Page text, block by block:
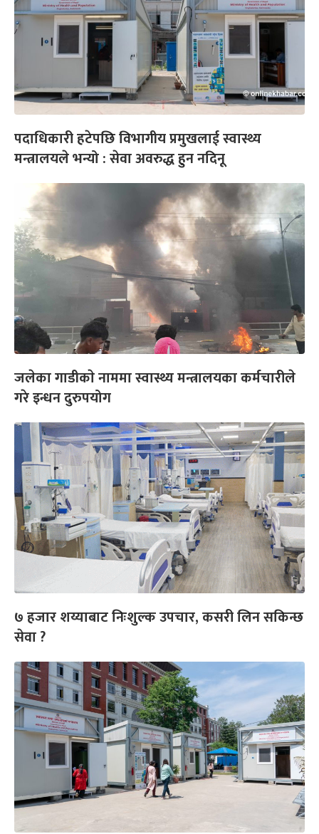
पदाधिकारी हटेपछि विभागीय प्रमुखलाई स्वास्थ्य
मन्त्रालयले भन्यो : सेवा अवरुद्ध हुन नदिनू
जलेका गाडीकाे नाममा स्वास्थ्य मन्त्रालयका कर्मचारीले
गरे इन्धन दुरुपयोग
७ हजार शय्याबाट निःशुल्क उपचार, कसरी लिन सकिन्छ
सेवा ?